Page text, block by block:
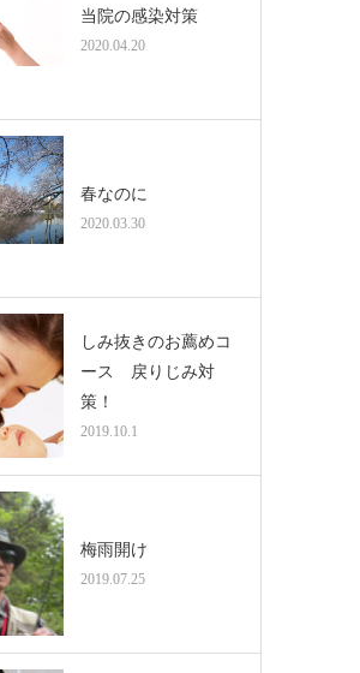
当院の感染対策
2020.04.20
春なのに
2020.03.30
しみ抜きのお薦めコ
ース 戻りじみ対
策！
2019.10.1
梅雨開け
2019.07.25